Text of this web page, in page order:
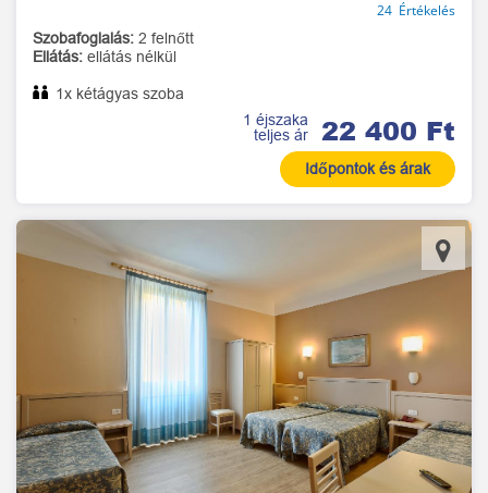
24 Értékelés
Szobafoglalás: 2 felnőtt
Ellátás: ellátás nélkül
1x kétágyas szoba
1 éjszaka
teljes ár
22 400 Ft
Időpontok és árak